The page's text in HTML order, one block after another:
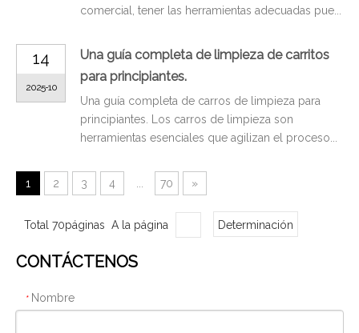
comercial, tener las herramientas adecuadas pue...
14
2025-10
Una guía completa de limpieza de carritos
para principiantes.
Una guía completa de carros de limpieza para
principiantes. Los carros de limpieza son
herramientas esenciales que agilizan el proceso...
1 2 3 4 ... 70 »
Total 70páginas A la página Determinación
CONTÁCTENOS
* Nombre